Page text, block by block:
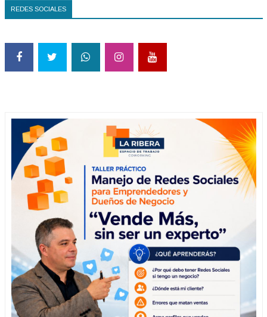
REDES SOCIALES